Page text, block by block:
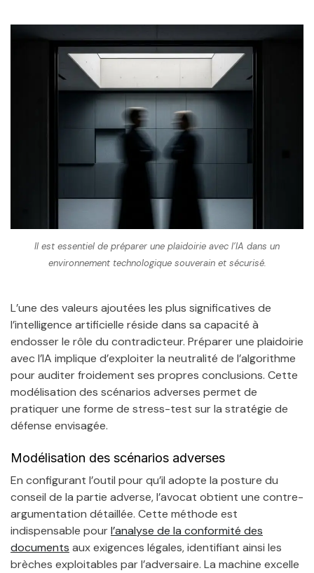
Il est essentiel de préparer une plaidoirie avec l’IA dans un
environnement technologique souverain et sécurisé.
L’une des valeurs ajoutées les plus significatives de
l’intelligence artificielle réside dans sa capacité à
endosser le rôle du contradicteur. Préparer une plaidoirie
avec l’IA implique d’exploiter la neutralité de l’algorithme
pour auditer froidement ses propres conclusions. Cette
modélisation des scénarios adverses permet de
pratiquer une forme de stress-test sur la stratégie de
défense envisagée.
Modélisation des scénarios adverses
En configurant l’outil pour qu’il adopte la posture du
conseil de la partie adverse, l’avocat obtient une contre-
argumentation détaillée. Cette méthode est
indispensable pourl’analyse de la conformité des
documents aux exigences légales, identifiant ainsi les
brèches exploitables par l’adversaire. La machine excelle